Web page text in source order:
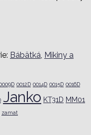
Bábätká Mikiny a
0012D 0014D 0015D 0016D
Janko KT31D MM01
zamat